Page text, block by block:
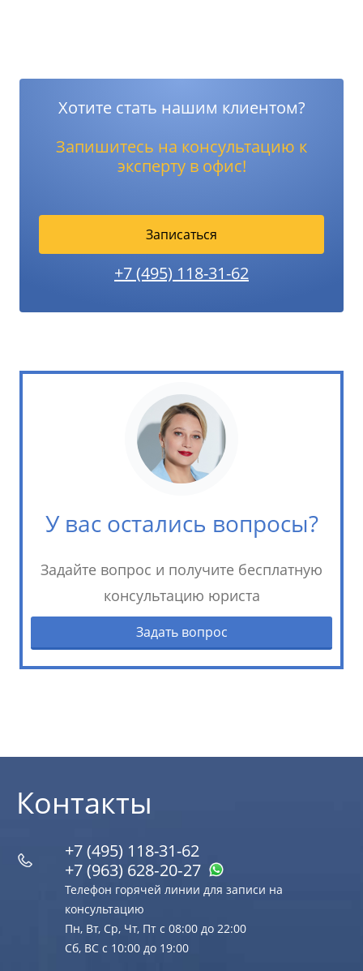
Хотите стать нашим клиентом?
Запишитесь на консультацию к
эксперту в офис!
Записаться
+7 (495) 118-31-62
У вас остались вопросы?
Задайте вопрос и получите бесплатную
консультацию юриста
Задать вопрос
Контакты
+7 (495) 118-31-62
+7 (963) 628‑20‑27
Телефон горячей линии для записи на
консультацию
Пн, Вт, Ср, Чт, Пт с 08:00 до 22:00
Сб, ВС с 10:00 до 19:00